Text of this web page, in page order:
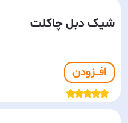
شیک دبل چاکلت
افـــزودن